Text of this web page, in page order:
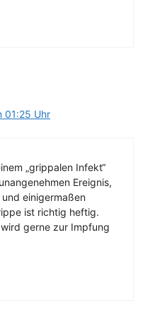
01:25 Uhr
„grippalen Infekt“
Ereignis,
einigermaßen
ist richtig heftig.
gerne zur Impfung